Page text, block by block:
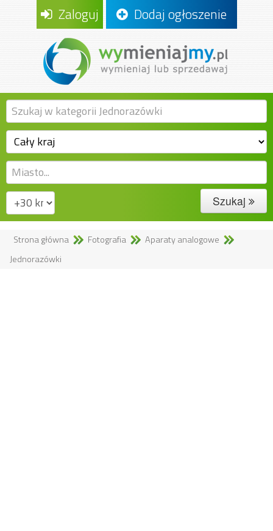
Zaloguj Dodaj ogłoszenie
Szukaj
Strona główna Fotografia
Aparaty analogowe
Jednorazówki